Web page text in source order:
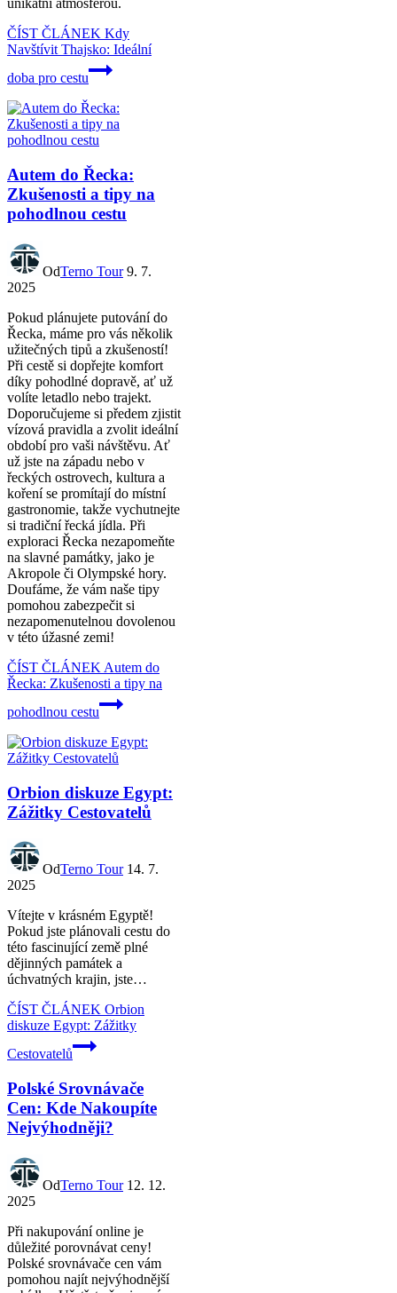
unikátní atmosférou.
ČÍST ČLÁNEK Kdy
Navštívit Thajsko: Ideální
doba pro cestu
Autem do Řecka:
Zkušenosti a tipy na
pohodlnou cestu
OdTerno Tour 9. 7.
2025
Pokud plánujete putování do
Řecka, máme pro vás několik
užitečných tipů a zkušeností!
Při cestě si dopřejte komfort
díky pohodlné dopravě, ať už
volíte letadlo nebo trajekt.
Doporučujeme si předem zjistit
vízová pravidla a zvolit ideální
období pro vaši návštěvu. Ať
už jste na západu nebo v
řeckých ostrovech, kultura a
koření se promítají do místní
gastronomie, takže vychutnejte
si tradiční řecká jídla. Při
exploraci Řecka nezapomeňte
na slavné památky, jako je
Akropole či Olympské hory.
Doufáme, že vám naše tipy
pomohou zabezpečit si
nezapomenutelnou dovolenou
v této úžasné zemi!
ČÍST ČLÁNEK Autem do
Řecka: Zkušenosti a tipy na
pohodlnou cestu
Orbion diskuze Egypt:
Zážitky Cestovatelů
OdTerno Tour 14. 7.
2025
Vítejte v krásném Egyptě!
Pokud jste plánovali cestu do
této fascinující země plné
dějinných památek a
úchvatných krajin, jste…
ČÍST ČLÁNEK Orbion
diskuze Egypt: Zážitky
Cestovatelů
Polské Srovnávače
Cen: Kde Nakoupíte
Nejvýhodněji?
OdTerno Tour 12. 12.
2025
Při nakupování online je
důležité porovnávat ceny!
Polské srovnávače cen vám
pomohou najít nejvýhodnější